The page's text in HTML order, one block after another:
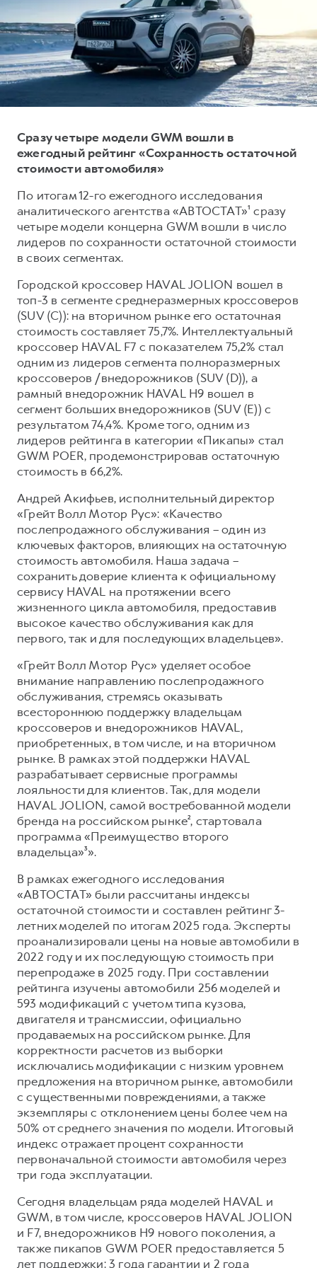
DARGO
от 3 199 000 ₽
DARGO X
от 3 499 000 ₽
F7
POER
от 3 449 000 ₽
Тест-драйв
Трейд-ин
Страхование
Кредит
КОРПОРАТИВНЫМ КЛИЕНТАМ
Для малого бизнеса
Корпоративным клиентам
Система управления автопарком
Сервис для корпоративных клиентов
HAVAL Лизинг
АКСЕССУАРЫ HAVAL
Автомобильные аксессуары
Коллекция CITY
Коллекция Базовая
Коллекция Детская
СЕРВИСНОЕ ОБСЛУЖИВАНИЕ
Нулевое ТО
Программа «Помощь на дороге»
Регламенты технического обслуживания
ПОДДЕРЖКА
Гарантия HAVAL
Мобильное приложение GWM
Программа «HAVAL Защита+»
Подписки
АКСЕССУАРЫ HAVAL
Автомобильные аксессуары
Коллекция CITY
Коллекция Базовая
Коллекция Детская
О дилере
Наша команда
Контакты
Сразу четыре модели GWM вошли в
ежегодный рейтинг «Сохранность остаточной
стоимости автомобиля»
По итогам 12-го ежегодного исследования
аналитического агентства «АВТОСТАТ»¹ сразу
четыре модели концерна GWM вошли в число
лидеров по сохранности остаточной стоимости
в своих сегментах.
Городской кроссовер HAVAL JOLION вошел в
топ-3 в сегменте среднеразмерных кроссоверов
(SUV (C)): на вторичном рынке его остаточная
стоимость составляет 75,7%. Интеллектуальный
кроссовер HAVAL F7 с показателем 75,2% стал
одним из лидеров сегмента полноразмерных
кроссоверов /внедорожников (SUV (D)), а
рамный внедорожник HAVAL H9 вошел в
сегмент больших внедорожников (SUV (E)) с
результатом 74,4%. Кроме того, одним из
лидеров рейтинга в категории «Пикапы» стал
GWM POER, продемонстрировав остаточную
стоимость в 66,2%.
Андрей Акифьев, исполнительный директор
«Грейт Волл Мотор Рус»: «Качество
послепродажного обслуживания – один из
ключевых факторов, влияющих на остаточную
стоимость автомобиля. Наша задача –
сохранить доверие клиента к официальному
сервису HAVAL на протяжении всего
жизненного цикла автомобиля, предоставив
высокое качество обслуживания как для
первого, так и для последующих владельцев».
«Грейт Волл Мотор Рус» уделяет особое
внимание направлению послепродажного
обслуживания, стремясь оказывать
всестороннюю поддержку владельцам
кроссоверов и внедорожников HAVAL,
приобретенных, в том числе, и на вторичном
рынке. В рамках этой поддержки HAVAL
разрабатывает сервисные программы
лояльности для клиентов. Так, для модели
HAVAL JOLION, самой востребованной модели
бренда на российском рынке², стартовала
программа «Преимущество второго
владельца»³».
В рамках ежегодного исследования
«АВТОСТАТ» были рассчитаны индексы
остаточной стоимости и составлен рейтинг 3-
летних моделей по итогам 2025 года. Эксперты
проанализировали цены на новые автомобили в
2022 году и их последующую стоимость при
перепродаже в 2025 году. При составлении
рейтинга изучены автомобили 256 моделей и
593 модификаций с учетом типа кузова,
двигателя и трансмиссии, официально
продаваемых на российском рынке. Для
корректности расчетов из выборки
исключались модификации с низким уровнем
предложения на вторичном рынке, автомобили
с существенными повреждениями, а также
экземпляры с отклонением цены более чем на
50% от среднего значения по модели. Итоговый
индекс отражает процент сохранности
первоначальной стоимости автомобиля через
три года эксплуатации.
Сегодня владельцам ряда моделей HAVAL и
GWM, в том числе, кроссоверов HAVAL JOLION
и F7, внедорожников H9 нового поколения, а
также пикапов GWM POER предоставляется 5
лет поддержки: 3 года гарантии и 2 года